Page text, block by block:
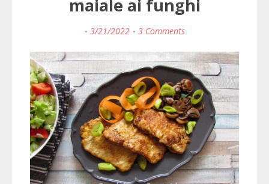
maiale ai funghi
3/21/2022 3 Comments